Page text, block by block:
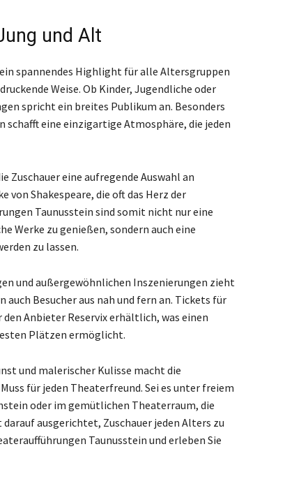
und Alt
spannendes Highlight für alle Altersgruppen
Weise. Ob Kinder, Jugendliche oder
spricht ein breites Publikum an. Besonders
schafft eine einzigartige Atmosphäre, die jeden
Zuschauer eine aufregende Auswahl an
von Shakespeare, die oft das Herz der
Taunusstein sind somit nicht nur eine
Werke zu genießen, sondern auch eine
zu lassen.
und außergewöhnlichen Inszenierungen zieht
Besucher aus nah und fern an. Tickets für
Anbieter Reservix erhältlich, was einen
Plätzen ermöglicht.
und malerischer Kulisse macht die
für jeden Theaterfreund. Sei es unter freiem
oder im gemütlichen Theaterraum, die
ausgerichtet, Zuschauer jeden Alters zu
Taunusstein und erleben Sie